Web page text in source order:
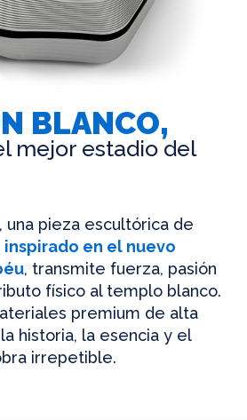
BLANCO,
mejor estadio del
una pieza escultórica de
inspirado en el nuevo
, transmite fuerza, pasión
físico al templo blanco.
premium de alta
historia, la esencia y el
irrepetible.